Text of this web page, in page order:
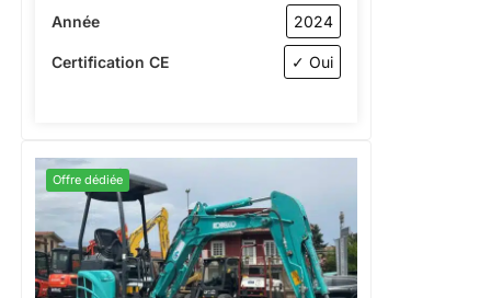
Année 2024
Certification CE ✓ Oui
Offre dédiée